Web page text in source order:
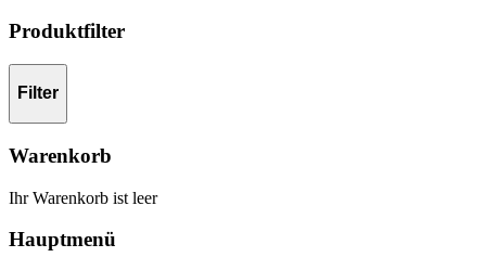
Produktfilter
Filter
Warenkorb
Ihr Warenkorb ist leer
Hauptmenü